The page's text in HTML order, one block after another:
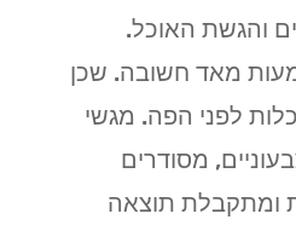
והגשת האוכל.
מאד חשובה. שכן
לפני הפה. מגשי
מסודרים
ומתקבלת תוצאה